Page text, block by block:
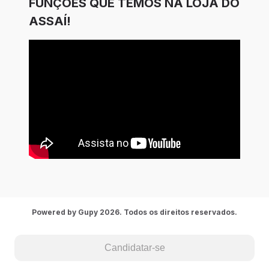
FUNÇÕES QUE TEMOS NA LOJA DO
ASSAÍ!
Candidatar-se
Powered by Gupy 2026. Todos os direitos reservados.